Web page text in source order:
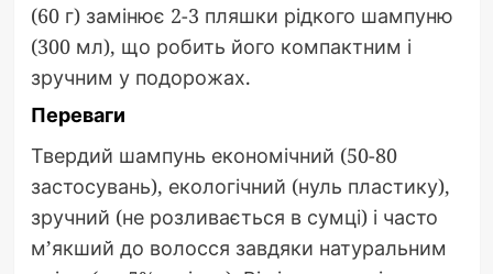
(60 г) замінює 2-3 пляшки рідкого шампуню
(300 мл), що робить його компактним і
зручним у подорожах.
Переваги
Твердий шампунь економічний (50-80
застосувань), екологічний (нуль пластику),
зручний (не розливається в сумці) і часто
м’якший до волосся завдяки натуральним